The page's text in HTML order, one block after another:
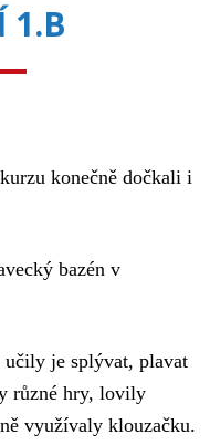
1.B
konečně dočkali i
bazén v
učily je splývat, plavat
různé hry, lovily
využívaly klouzačku.